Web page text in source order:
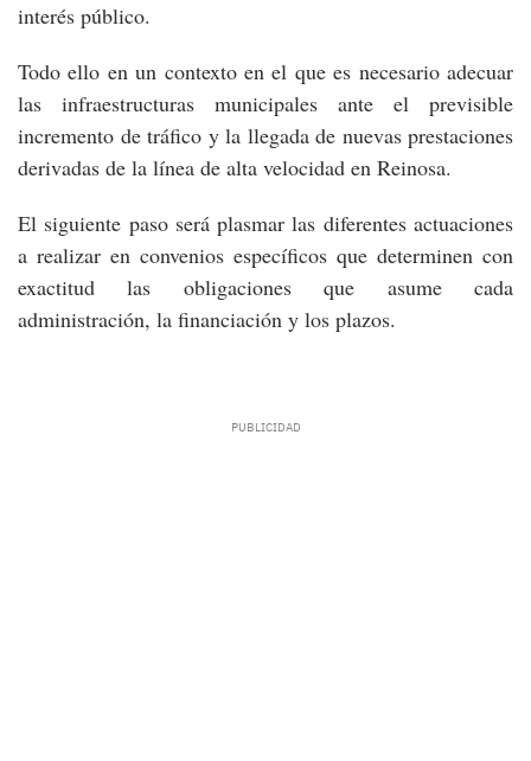
interés público.
Todo ello en un contexto en el que es necesario adecuar
las infraestructuras municipales ante el previsible
incremento de tráfico y la llegada de nuevas prestaciones
derivadas de la línea de alta velocidad en Reinosa.
El siguiente paso será plasmar las diferentes actuaciones
a realizar en convenios específicos que determinen con
exactitud las obligaciones que asume cada
administración, la financiación y los plazos.